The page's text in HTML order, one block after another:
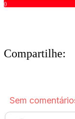
0
Compartilhe: